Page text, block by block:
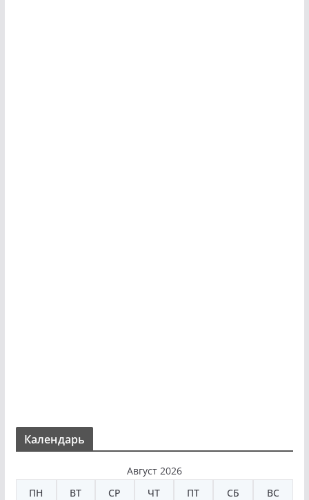
Календарь
Август 2026
ПН
ВТ СР ЧТ ПТ СБ ВС